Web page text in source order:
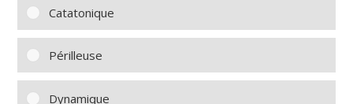
Catatonique
Périlleuse
Dynamique